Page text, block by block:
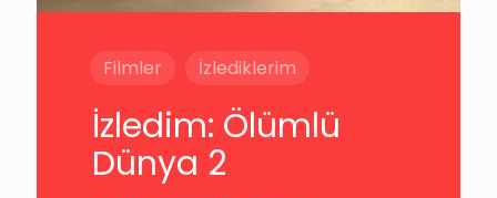
Filmler İzlediklerim
İzledim: Ölümlü
Dünya 2